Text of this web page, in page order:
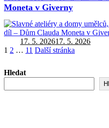
Moneta v Giverny
Autor:
Publikováno:
17. 5. 202617. 5. 2026
Stránkování
Stránka:
1 Stránka:
2 … Stránka:
11 Další stránka
Hledat